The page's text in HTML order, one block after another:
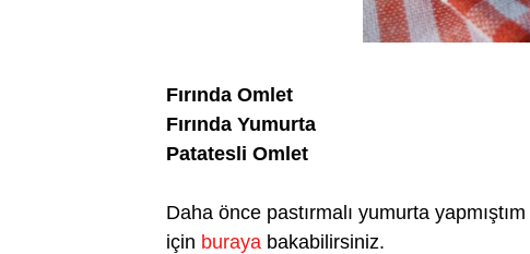
Fırında Omlet
Fırında Yumurta
Patatesli Omlet
Daha önce pastırmalı yumurta
için buraya bakabilirsiniz.